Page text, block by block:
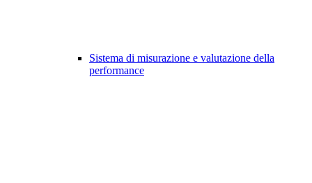
Sistema di misurazione e valutazione della
performance